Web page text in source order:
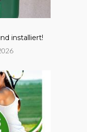
installiert!